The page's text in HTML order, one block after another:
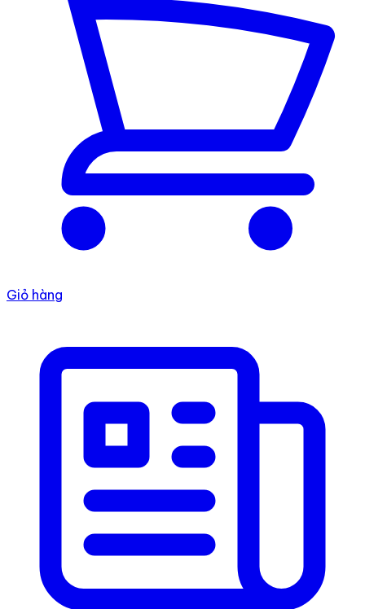
Giỏ hàng